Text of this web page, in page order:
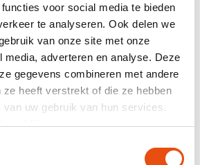
voor social media te bieden
te analyseren. Ook delen we
van onze site met onze
media, adverteren en analyse. Deze
gegevens combineren met andere
ze heeft verstrekt of die ze hebben
uw gebruik van hun services.
.
beurteilung
1,22 €*